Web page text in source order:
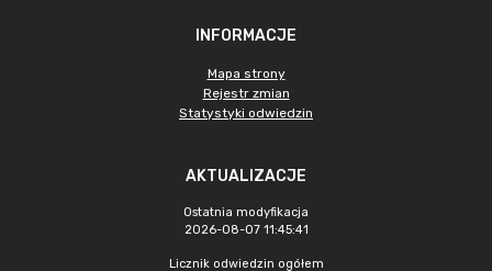
INFORMACJE
Mapa strony
Rejestr zmian
Statystyki odwiedzin
AKTUALIZACJE
Ostatnia modyfikacja
2026-08-07 11:45:41
Licznik odwiedzin ogółem